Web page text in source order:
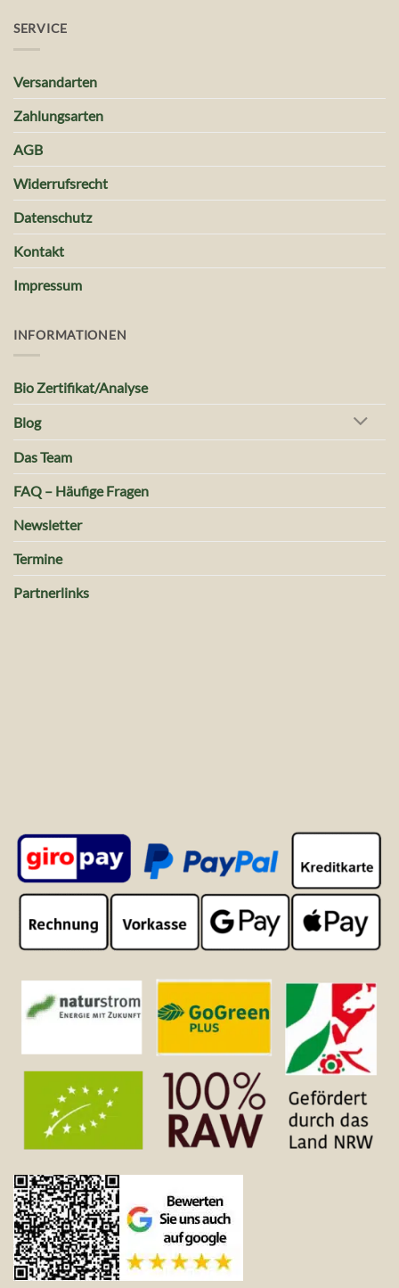
SERVICE
Versandarten
Zahlungsarten
AGB
Widerrufsrecht
Datenschutz
Kontakt
Impressum
INFORMATIONEN
Bio Zertifikat/Analyse
Blog
Das Team
FAQ – Häufige Fragen
Newsletter
Termine
Partnerlinks